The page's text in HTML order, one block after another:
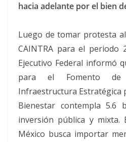
hacia adelante por el bien
Luego de tomar protesta
CAINTRA para el periodo
Ejecutivo Federal informó
para el Fomento
Infraestructura Estratégica
Bienestar contempla 5.6
inversión pública y mixta.
México busca importar